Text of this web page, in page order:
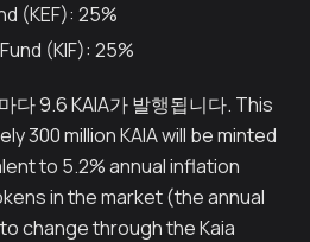
(KEF): 25%
(KIF): 25%
다 9.6 KAIA가 발행됩니다. This
300 million KAIA will be minted
to 5.2% annual inflation
in the market (the annual
change through the Kaia